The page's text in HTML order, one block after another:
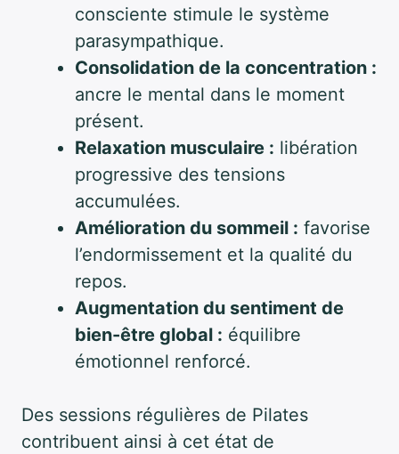
consciente stimule le système
parasympathique.
Consolidation de la concentration :
ancre le mental dans le moment
présent.
Relaxation musculaire : libération
progressive des tensions
accumulées.
Amélioration du sommeil : favorise
l’endormissement et la qualité du
repos.
Augmentation du sentiment de
bien-être global : équilibre
émotionnel renforcé.
Des sessions régulières de Pilates
contribuent ainsi à cet état de